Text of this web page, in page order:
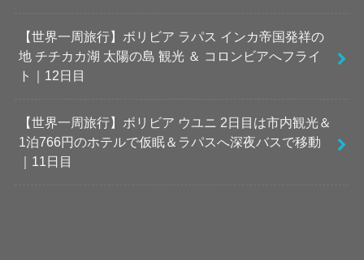
【世界一周旅行】ボリビア ラパス インカ帝国発祥の
地 チチカカ湖 太陽の島 観光 ＆ コロンビアへフライ
ト｜12日目
【世界一周旅行】ボリビア ウユニ 2日目は市内観光＆
1泊766円のホテルで仮眠＆ラパスへ深夜バスで移動
｜11日目